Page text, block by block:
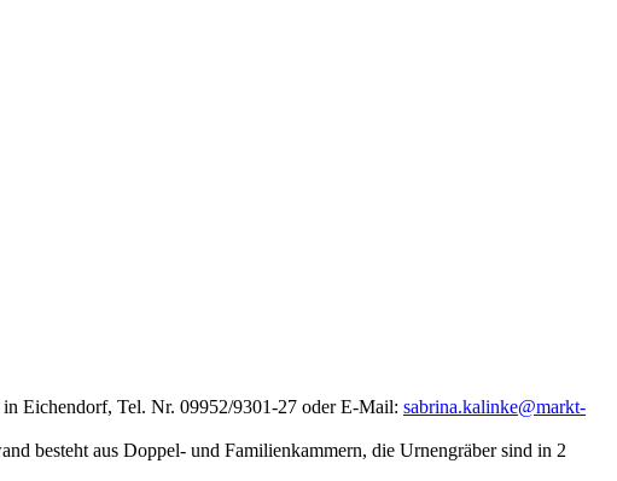
Eichendorf, Tel. Nr. 09952/9301-27 oder E-Mail: sabrina.kalinke@markt-
besteht aus Doppel- und Familienkammern, die Urnengräber sind in 2